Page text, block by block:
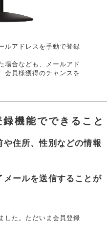
ルアドレスを手動で登録
場合なども、メールアド
会員様獲得のチャンスを
機能でできること
や住所、性別などの情報
ールを送信することが
した。ただいま会員登録